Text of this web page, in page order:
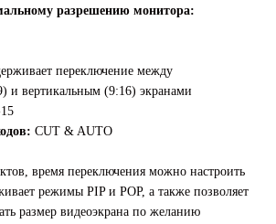
разрешению монитора:
переключение между
и вертикальным (9:16) экранами
CUT & AUTO
время переключения можно настроить
режимы PIP и POP, а также позволяет
размер видеоэкрана по желанию